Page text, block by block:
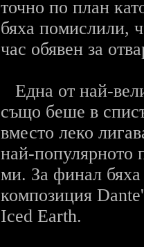
точно по план
бяха помислили,
час обявен за
Една от най-
също беше в
вместо леко
най-популярното
ми. За финал бяха
композиция
Iced Earth.